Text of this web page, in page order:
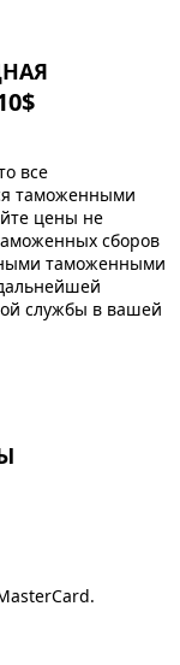
все
таможенными
цены не
сборов
таможенными
службы в вашей